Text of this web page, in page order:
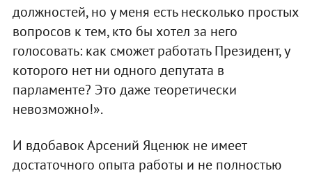
должностей, но у меня есть несколько простых
вопросов к тем, кто бы хотел за него
голосовать: как сможет работать Президент, у
которого нет ни одного депутата в
парламенте? Это даже теоретически
невозможно!».
И вдобавок Арсений Яценюк не имеет
достаточного опыта работы и не полностью